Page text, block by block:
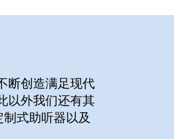
断创造满足现代
以外我们还有其
式助听器以及